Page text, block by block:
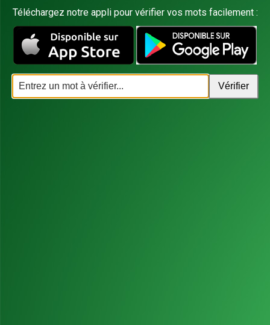
Téléchargez notre appli pour vérifier vos mots facilement :